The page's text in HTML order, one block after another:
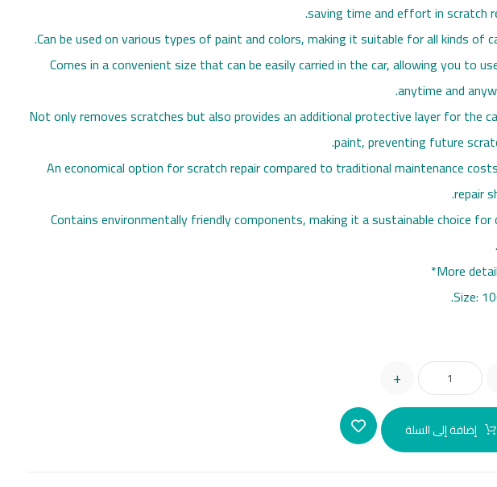
saving time and effort in scratch
• Comes in a convenient size that can be easily carried in the car, allowing you to
anytime and
• Not only removes scratches but also provides an additional protective layer for the
paint, preventing future
• An economical option for scratch repair compared to traditional maintenance
repair
• Contains environmentally friendly components, making it a sustainable choice for
+
إضافة إلى السلة